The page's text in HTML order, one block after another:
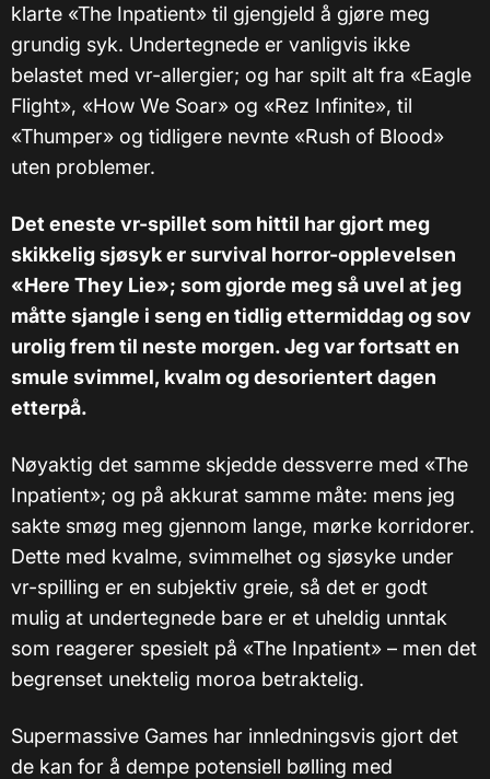
klarte «The Inpatient» til gjengjeld å gjøre meg
grundig syk. Undertegnede er vanligvis ikke
belastet med vr-allergier; og har spilt alt fra «Eagle
Flight», «How We Soar» og «Rez Infinite», til
«Thumper» og tidligere nevnte «Rush of Blood»
uten problemer.
Det eneste vr-spillet som hittil har gjort meg
skikkelig sjøsyk er survival horror-opplevelsen
«Here They Lie»; som gjorde meg så uvel at jeg
måtte sjangle i seng en tidlig ettermiddag og sov
urolig frem til neste morgen. Jeg var fortsatt en
smule svimmel, kvalm og desorientert dagen
etterpå.
Nøyaktig det samme skjedde dessverre med «The
Inpatient»; og på akkurat samme måte: mens jeg
sakte smøg meg gjennom lange, mørke korridorer.
Dette med kvalme, svimmelhet og sjøsyke under
vr-spilling er en subjektiv greie, så det er godt
mulig at undertegnede bare er et uheldig unntak
som reagerer spesielt på «The Inpatient» – men det
begrenset unektelig moroa betraktelig.
Supermassive Games har innledningsvis gjort det
de kan for å dempe potensiell bølling med